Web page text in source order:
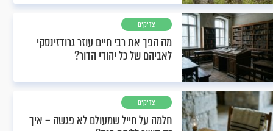
צדיקים
מה הפך את רבי חיים עוזר גרודזינסקי
לאביהם של כל יהודי הדור?
צדיקים
חלמה על חייל שמעולם לא פגשה – איך